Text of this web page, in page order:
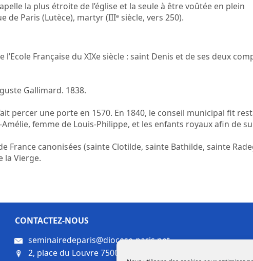
la plus étroite de l’église et la seule à être voûtée en plein
Paris (Lutèce), martyr (IIIᵉ siècle, vers 250).
Française du XIXe siècle : saint Denis et de ses deux
Gallimard. 1838.
percer une porte en 1570. En 1840, le conseil municipal fit
femme de Louis-Philippe, et les enfants royaux afin de
France canonisées (sainte Clotilde, sainte Bathilde, sainte
la Vierge.
CONTACTEZ-NOUS
seminairedeparis@diocese-paris.net
2, place du Louvre 75001 Paris